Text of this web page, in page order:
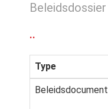
Beleidsdossier
..
Type
Beleidsdocument